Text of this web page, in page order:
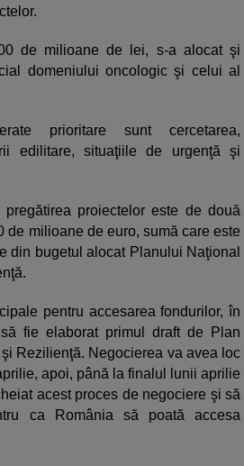
de milioane de lei, s-a alocat şi
domeniului oncologic şi celui al
prioritare sunt cercetarea,
edilitare, situaţiile de urgenţă şi
proiectelor este de două
de milioane de euro, sumă care este
din bugetul alocat Planului Naţional
pentru accesarea fondurilor, în
fie elaborat primul draft de Plan
Rezilienţă. Negocierea va avea loc
apoi, până la finalul lunii aprilie
acest proces de negociere şi să
ca România să poată accesa